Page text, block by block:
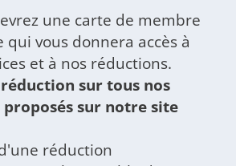
une carte de membre
qui vous donnera accès à
et à nos réductions.
réduction sur tous nos
proposés sur notre site
réduction